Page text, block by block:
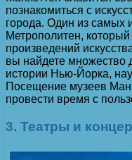
познакомиться с
города. Один из самых
Метрополитен,
произведений
вы найдете множество
истории Нью-Йорка,
Посещение музеев
провести время с
3. Театры и